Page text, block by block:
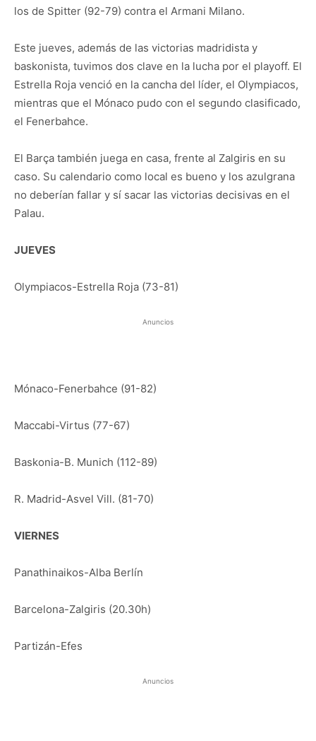
los de Spitter (92-79) contra el Armani Milano.
Este jueves, además de las victorias madridista y
baskonista, tuvimos dos clave en la lucha por el playoff. El
Estrella Roja venció en la cancha del líder, el Olympiacos,
mientras que el Mónaco pudo con el segundo clasificado,
el Fenerbahce.
El Barça también juega en casa, frente al Zalgiris en su
caso. Su calendario como local es bueno y los azulgrana
no deberían fallar y sí sacar las victorias decisivas en el
Palau.
JUEVES
Olympiacos-Estrella Roja (73-81)
Anuncios
Mónaco-Fenerbahce (91-82)
Maccabi-Virtus (77-67)
Baskonia-B. Munich (112-89)
R. Madrid-Asvel Vill. (81-70)
VIERNES
Panathinaikos-Alba Berlín
Barcelona-Zalgiris (20.30h)
Partizán-Efes
Anuncios